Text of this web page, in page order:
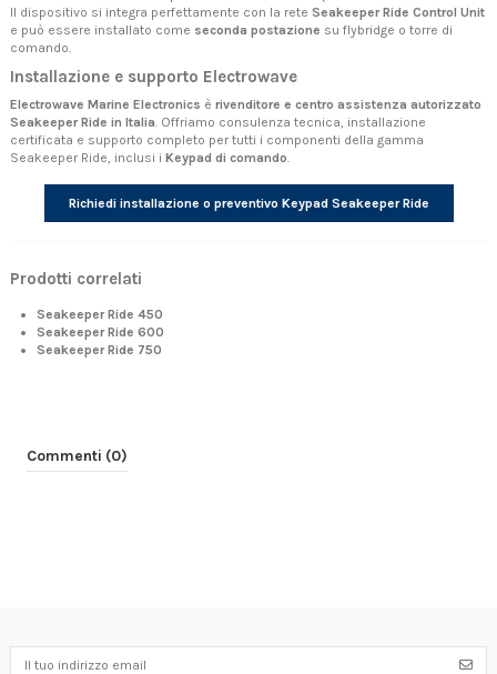
Il dispositivo si integra perfettamente con la rete Seakeeper Ride Control Unit
e può essere installato come seconda postazione su flybridge o torre di
comando.
Installazione e supporto Electrowave
Electrowave Marine Electronics è rivenditore e centro assistenza autorizzato
Seakeeper Ride in Italia. Offriamo consulenza tecnica, installazione
certificata e supporto completo per tutti i componenti della gamma
Seakeeper Ride, inclusi i Keypad di comando.
Richiedi installazione o preventivo Keypad Seakeeper Ride
Prodotti correlati
Seakeeper Ride 450
Seakeeper Ride 600
Seakeeper Ride 750
Commenti (0)